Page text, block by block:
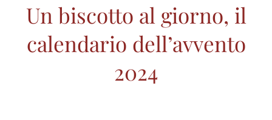
Ricette
Un biscotto al giorno, il
calendario dell’avvento
2024